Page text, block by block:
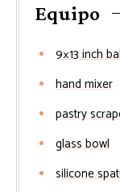
Equipo
9×13 inch
hand mixer
pastry
glass bowl
silicone